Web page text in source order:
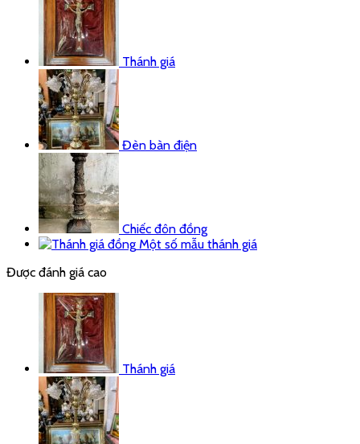
Thánh giá
Đèn bàn điện
Chiếc đôn đồng
Một số mẫu thánh giá
Được đánh giá cao
Thánh giá